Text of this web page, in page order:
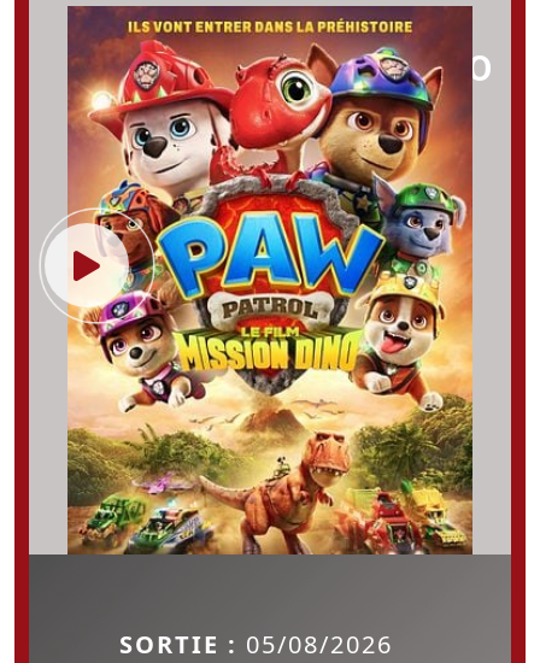
LA PAT' PATROUILLE :
LE FILM MISSION DINO
SORTIE : 05/08/2026